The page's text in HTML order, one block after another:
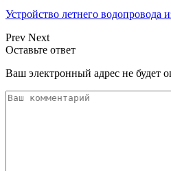
Устройство летнего
Prev Next
Оставьте ответ
Ваш электронный адрес не будет